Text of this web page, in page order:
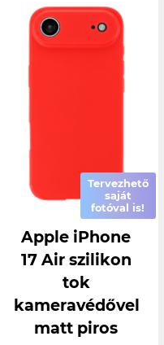
Tervezhető
saját
fotóval is!
Apple iPhone
17 Air szilikon
tok
kameravédővel
matt piros